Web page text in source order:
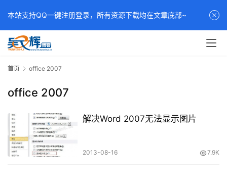
首页 office 2007
office 2007
解决Word 2007无法显示图片
2013-08-16 7.9K
本站支持QQ一键注册登录，所有资源下载均在文章底部~